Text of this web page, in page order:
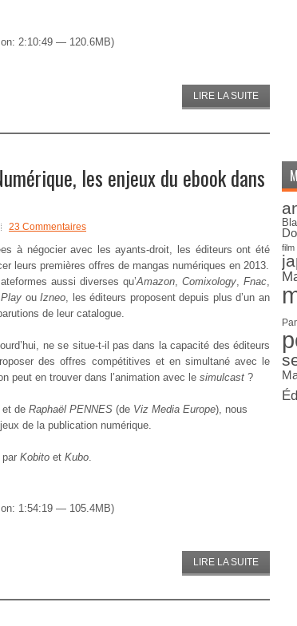
2:10:49 — 120.6MB)
LIRE LA SUITE
les enjeux du ebook dans
23 Commentaires
à négocier avec les ayants-droit, les éditeurs ont été
leurs premières offres de mangas numériques en 2013.
aussi diverses qu’Amazon, Comixology, Fnac,
ouIzneo, les éditeurs proposent depuis plus d’un an
de leur catalogue.
ne se situe-t-il pas dans la capacité des éditeurs
des offres compétitives et en simultané avec le
peut en trouver dans l’animation avec le simulcast ?
et de Raphaël PENNES (de Viz Media Europe), nous
de la publication numérique.
Kobito et Kubo.
1:54:19 — 105.4MB)
LIRE LA SUITE
film